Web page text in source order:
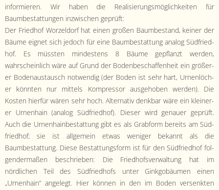
informieren. Wir haben die Real­isierungsmöglichkeit­en für
Baumbestat­tun­gen inzwis­chen geprüft:
Der Fried­hof Worzel­dorf hat einen großen Baumbe­stand, kein­er der
Bäume eignet sich jedoch für eine Baumbestat­tung ana­log Süd­fried­
hof. Es müssten min­destens 8 Bäume gepflanzt wer­den,
wahrschein­lich wäre auf Grund der Bodenbeschaf­fen­heit ein größer­
er Bode­naus­tausch notwendig (der Boden ist sehr hart, Urnen­löch­
er kön­nten nur mit­tels Kom­pres­sor aus­ge­hoben wer­den). Die
Kosten hier­für wären sehr hoch. Alter­na­tiv denkbar wäre ein kleiner­
er Urnen­hain (ana­log Süd­fried­hof). Dieser wird genauer geprüft.
Auch die Urnen­hainbestat­tung gibt es als Grab­form bere­its am Süd­
fried­hof; sie ist all­ge­mein etwas weniger bekan­nt als die
Baumbestat­tung. Diese Bestat­tungs­form ist für den Süd­fried­hof fol­
gen­der­maßen beschrieben: Die Fried­hofsver­wal­tung hat im
nördlichen Teil des Süd­fried­hofs unter Ginkgob­äu­men einen
„Urnen­hain“ angelegt. Hier kön­nen in den im Boden versenk­ten